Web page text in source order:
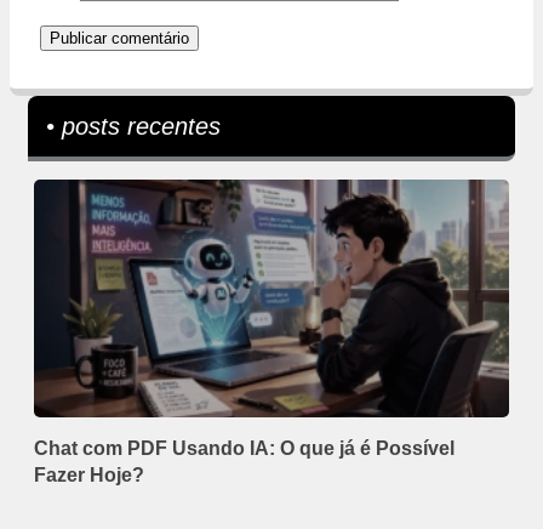
• posts recentes
Chat com PDF Usando IA: O que já é Possível
Fazer Hoje?